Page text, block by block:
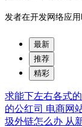
发者在开发网络应
最新
推荐
精彩
求能下左右各式
的公红司 电商网
圾外链怎么办 从